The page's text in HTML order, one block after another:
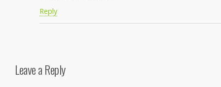
Reply
Leave a Reply